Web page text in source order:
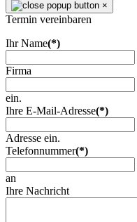
×
Termin vereinbaren
Ihr Name(*)
Firma
ein.
Ihre E-Mail-Adresse(*)
Adresse ein.
Telefonnummer(*)
an
Ihre Nachricht